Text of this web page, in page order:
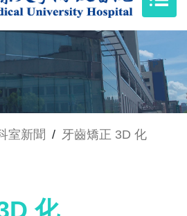
室新聞 / 牙齒矯正 3D 化
化